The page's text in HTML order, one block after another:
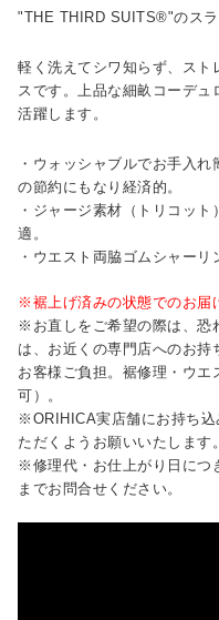
"THE THIRD SUITS®"のスラ
軽く洗えてシワ知らず、スト
スです。上品な細畝コーデュ
活躍します。
・ウォッシャブルでお手入
の節約にもなり経済的。
・ジャージ素材（トリコッ
適。
・ウエスト両脇ゴムシャーリ
※裾上げ済みの状態でのお届
※お直しをご希望の際は、恐
は、お近くの専門店へのお持
お客様ご負担。裾修理・ウエ
可）。
※ORIHICA実店舗にお持ち
ただくようお願いいたします。
※修理代・お仕上がり日につ
までお問合せください。